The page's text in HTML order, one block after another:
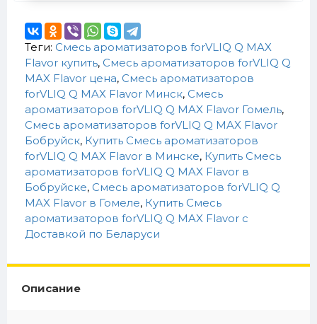
Теги: Смесь ароматизаторов forVLIQ Q MAX
Flavor купить, Смесь ароматизаторов forVLIQ Q
MAX Flavor цена, Смесь ароматизаторов
forVLIQ Q MAX Flavor Минск, Смесь
ароматизаторов forVLIQ Q MAX Flavor Гомель,
Смесь ароматизаторов forVLIQ Q MAX Flavor
Бобруйск, Купить Смесь ароматизаторов
forVLIQ Q MAX Flavor в Минске, Купить Смесь
ароматизаторов forVLIQ Q MAX Flavor в
Бобруйске, Смесь ароматизаторов forVLIQ Q
MAX Flavor в Гомеле, Купить Смесь
ароматизаторов forVLIQ Q MAX Flavor c
Доставкой по Беларуси
Описание